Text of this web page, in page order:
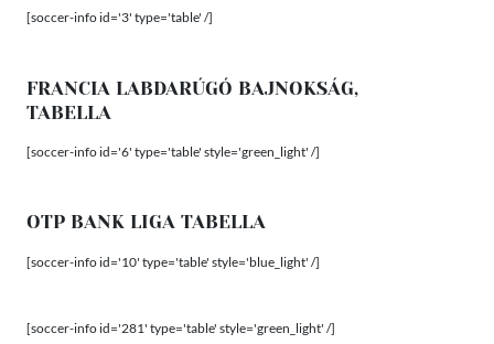
[soccer-info id='3' type='table' /]
FRANCIA LABDARÚGÓ BAJNOKSÁG,
TABELLA
[soccer-info id='6' type='table' style='green_light' /]
OTP BANK LIGA TABELLA
[soccer-info id='10' type='table' style='blue_light' /]
[soccer-info id='281' type='table' style='green_light' /]